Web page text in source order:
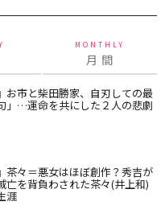
MONTHLY
月 間
お市と柴田勝家、自刃しての最
」…運命を共にした２人の悲劇
茶々＝悪女はほぼ創作？秀吉が
亡を背負わされた茶々(井上和)
涯